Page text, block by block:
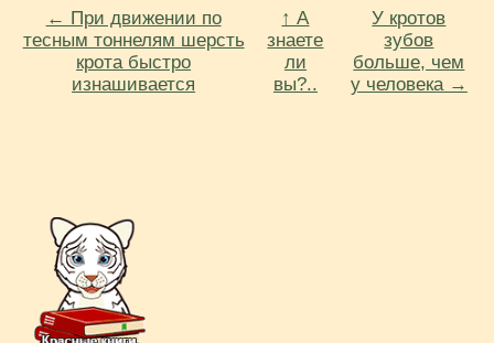
← При движении по
тесным тоннелям шерсть
крота быстро
изнашивается
↑ А
знаете
ли
вы?..
У кротов
зубов
больше, чем
у человека →